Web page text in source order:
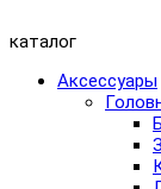
каталог
Аксессуары